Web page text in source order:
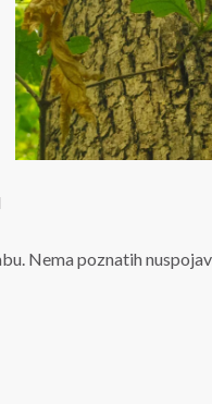
Nema poznatih